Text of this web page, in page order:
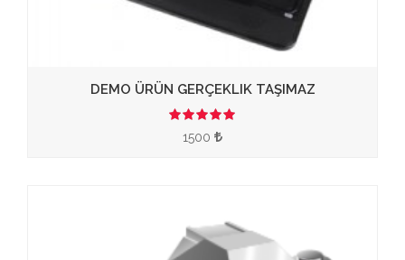
DEMO ÜRÜN GERÇEKLIK TAŞIMAZ
3.50
1500